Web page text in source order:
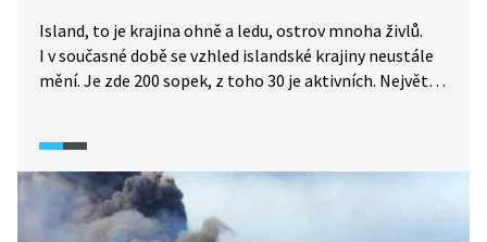
Island, to je krajina ohně a ledu, ostrov mnoha živlů.
I v současné době se vzhled islandské krajiny neustále
mění. Je zde 200 sopek, z toho 30 je aktivních. Největší
mimořádného ani v současnosti. Nejsou to však jen
sopky, které utváří charakter islandské krajiny.
Při cestách po Islandu nás čekají vodopády, ledovce,
horké prameny, jezera a divoké řeky.